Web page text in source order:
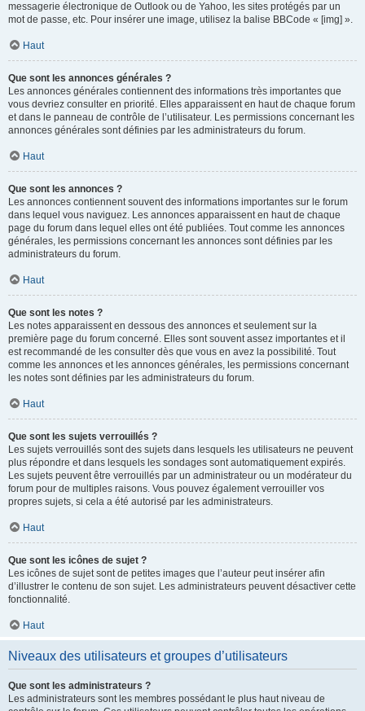
messagerie électronique de Outlook ou de Yahoo, les sites protégés par un
mot de passe, etc. Pour insérer une image, utilisez la balise BBCode « [img] ».
Haut
Que sont les annonces générales ?
Les annonces générales contiennent des informations très importantes que
vous devriez consulter en priorité. Elles apparaissent en haut de chaque forum
et dans le panneau de contrôle de l’utilisateur. Les permissions concernant les
annonces générales sont définies par les administrateurs du forum.
Haut
Que sont les annonces ?
Les annonces contiennent souvent des informations importantes sur le forum
dans lequel vous naviguez. Les annonces apparaissent en haut de chaque
page du forum dans lequel elles ont été publiées. Tout comme les annonces
générales, les permissions concernant les annonces sont définies par les
administrateurs du forum.
Haut
Que sont les notes ?
Les notes apparaissent en dessous des annonces et seulement sur la
première page du forum concerné. Elles sont souvent assez importantes et il
est recommandé de les consulter dès que vous en avez la possibilité. Tout
comme les annonces et les annonces générales, les permissions concernant
les notes sont définies par les administrateurs du forum.
Haut
Que sont les sujets verrouillés ?
Les sujets verrouillés sont des sujets dans lesquels les utilisateurs ne peuvent
plus répondre et dans lesquels les sondages sont automatiquement expirés.
Les sujets peuvent être verrouillés par un administrateur ou un modérateur du
forum pour de multiples raisons. Vous pouvez également verrouiller vos
propres sujets, si cela a été autorisé par les administrateurs.
Haut
Que sont les icônes de sujet ?
Les icônes de sujet sont de petites images que l’auteur peut insérer afin
d’illustrer le contenu de son sujet. Les administrateurs peuvent désactiver cette
fonctionnalité.
Haut
Niveaux des utilisateurs et groupes d’utilisateurs
Que sont les administrateurs ?
Les administrateurs sont les membres possédant le plus haut niveau de